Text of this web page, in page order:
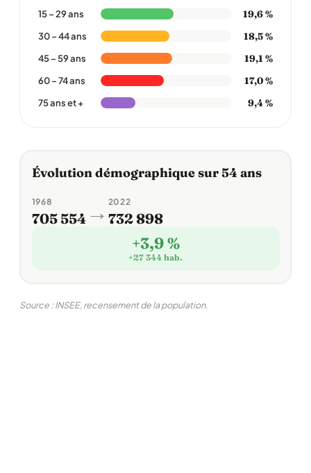
15 – 29 ans 19,6 %
30 – 44 ans 18,5 %
45 – 59 ans 19,1 %
60 – 74 ans 17,0 %
75 ans et + 9,4 %
Évolution démographique sur 54 ans
1968
705 554 → 2022
732 898
+3,9 %
+27 344 hab.
Source : INSEE, recensement de la population.